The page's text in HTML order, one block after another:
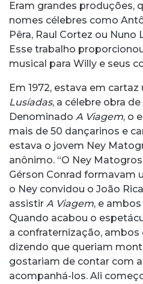
Eram grandes produções,
nomes célebres como
Pêra, Raul Cortez ou
Esse trabalho
musical para Willy e seus
Em 1972, estava em
Lusíadas, a célebre obra
Denominado A Viagem, o
mais de 50 dançarinos e
estava o jovem Ney
anônimo. “O Ney
Gérson Conrad formavam
o Ney convidou o João
assistir A Viagem, e
Quando acabou o
a confraternização, ambos
dizendo que queriam
gostariam de contar com
acompanhá-los. Ali